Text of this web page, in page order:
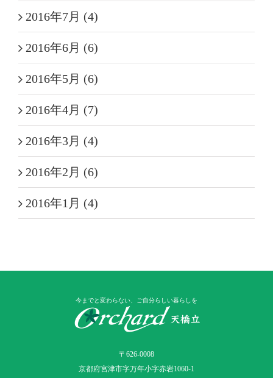
2016年7月 (4)
2016年6月 (6)
2016年5月 (6)
2016年4月 (7)
2016年3月 (4)
2016年2月 (6)
2016年1月 (4)
今までと変わらない、ご自分らしい暮らしを
〒626-0008
京都府宮津市字万年小字赤岩1060-1